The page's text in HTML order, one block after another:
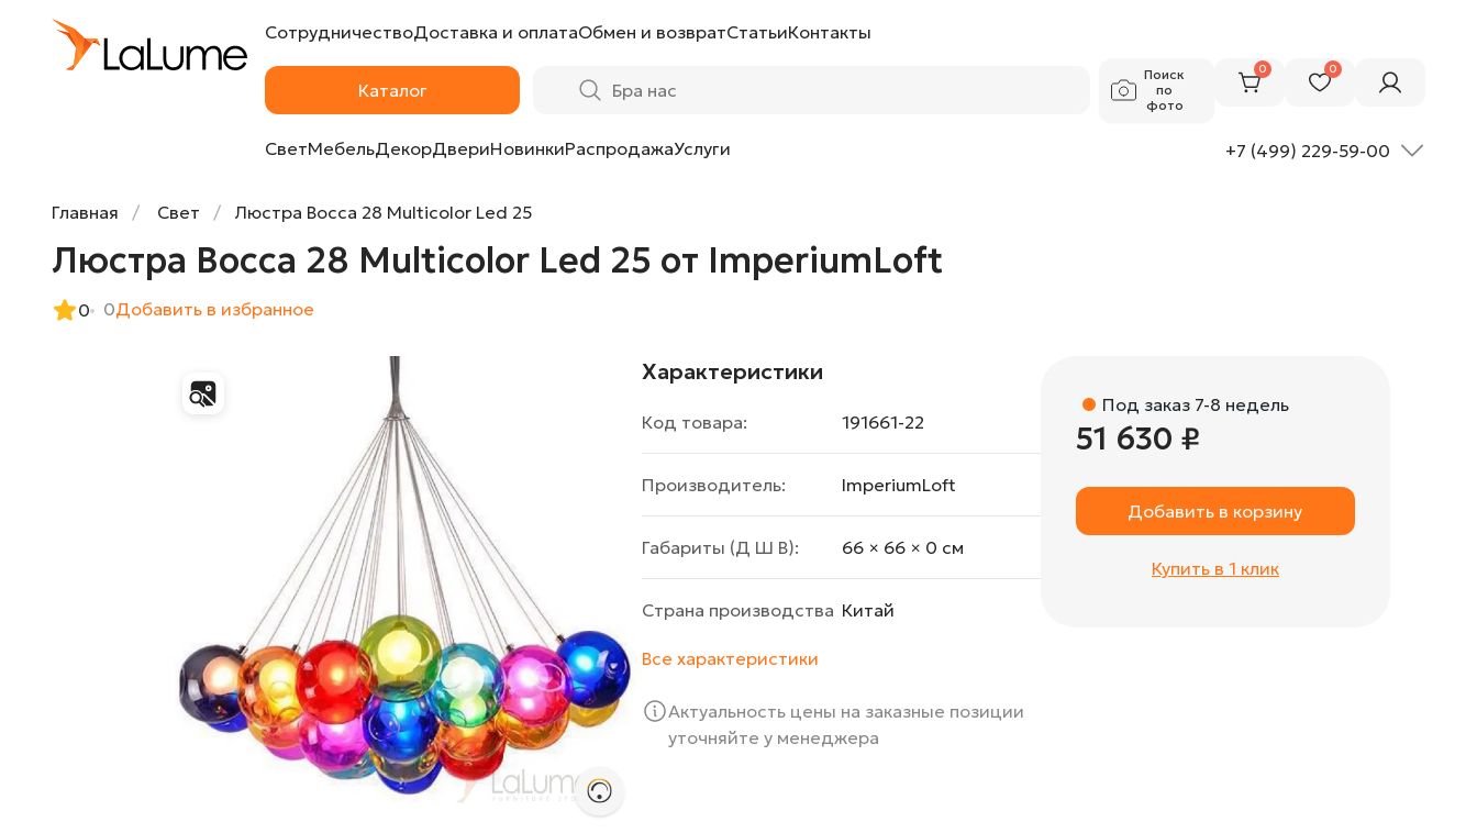
СотрудничествоДоставка и оплатаОбмен и возвратСтатьиКонтакты
Каталог
Поиск
по
фото
0 0
СветМебельДекорДвериНовинкиРаспродажаУслуги +7 (499) 229-59-00
Главная Свет Люстра Bocca 28 Multicolor Led 25
Люстра Bocca 28 Multicolor Led 25 от ImperiumLoft
0 0Добавить в избранное
Характеристики
Код товара: 191661-22
Производитель: ImperiumLoft
Габариты (Д Ш В): 66 × 66 × 0 cм
Страна производства Китай
Все характеристики
Актуальность цены на заказные позиции
уточняйте у менеджера
Под заказ 7-8 недель
51 630 ₽
Добавить в корзину
Купить в 1 клик
Люстра Bocca 28 Multicolor Led 25 от ImperiumLoft